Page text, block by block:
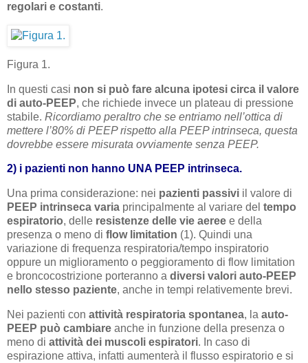
regolari e costanti.
Figura 1.
In questi casi non si può fare alcuna ipotesi circa il valore
di auto-PEEP, che richiede invece un plateau di pressione
stabile. Ricordiamo peraltro che se entriamo nell’ottica di
mettere l’80% di PEEP rispetto alla PEEP intrinseca, questa
dovrebbe essere misurata ovviamente senza PEEP.
2) i pazienti non hanno UNA PEEP intrinseca.
Una prima considerazione: nei pazienti passivi il valore di
PEEP intrinseca varia principalmente al variare del tempo
espiratorio, delle resistenze delle vie aeree e della
presenza o meno di flow limitation (1). Quindi una
variazione di frequenza respiratoria/tempo inspiratorio
oppure un miglioramento o peggioramento di flow limitation
e broncocostrizione porteranno a diversi valori auto-PEEP
nello stesso paziente, anche in tempi relativemente brevi.
Nei pazienti con attività respiratoria spontanea, la auto-
PEEP può cambiare anche in funzione della presenza o
meno di attività dei muscoli espiratori. In caso di
espirazione attiva, infatti aumenterà il flusso espiratorio e si